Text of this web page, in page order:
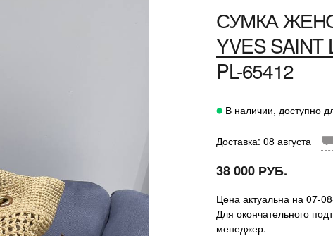
СУМКА
YVES SAINT
PL-65412
В наличии, доступно
Доставка: 08 августа
38 000 РУБ.
Цена актуальна на 07-
Для окончательного
менеджер.